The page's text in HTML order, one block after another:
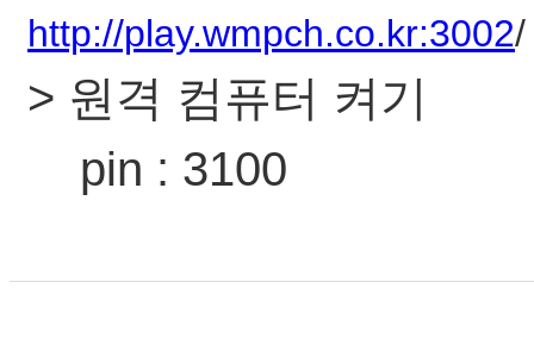
http://play.wmpch.co.kr:3002/
> 원격 컴퓨터 켜기
pin : 3100